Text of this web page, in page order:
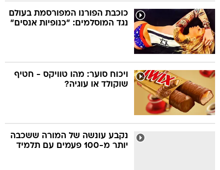
כוכבת הפורנו המפורסמת בעולם
נגד המוסלמים: "כנופיות אנסים"
ויכוח סוער: מהו טוויקס - חטיף
שוקולד או עוגיה?
נקבע עונשה של המורה ששכבה
יותר מ-100 פעמים עם תלמיד